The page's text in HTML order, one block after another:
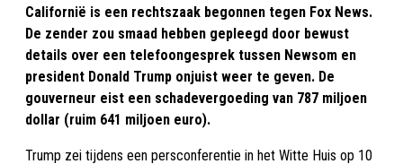
Californië is een rechtszaak begonnen tegen Fox News.
De zender zou smaad hebben gepleegd door bewust
details over een telefoongesprek tussen Newsom en
president Donald Trump onjuist weer te geven. De
gouverneur eist een schadevergoeding van 787 miljoen
dollar (ruim 641 miljoen euro).
Trump zei tijdens een persconferentie in het Witte Huis op 10